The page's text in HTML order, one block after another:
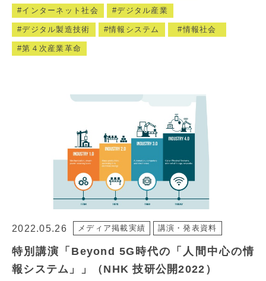
インターネット社会 デジタル産業
デジタル製造技術 情報システム 情報社会
第４次産業革命
2022.05.26 メディア掲載実績 講演・発表資料
特別講演「Beyond 5G時代の「人間中心の情
報システム」」（NHK 技研公開2022）